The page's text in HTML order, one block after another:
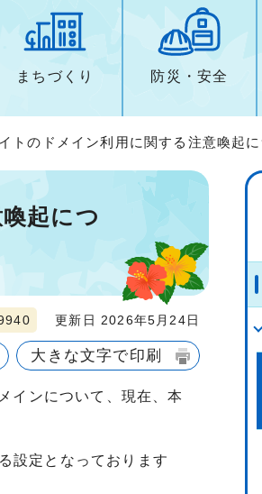
まちづくり 防災・安全
トのドメイン利用に関する注意喚起に
起につ
更新日 2026年5月24日
大きな文字で印刷
インについて、現在、本
設定となっております